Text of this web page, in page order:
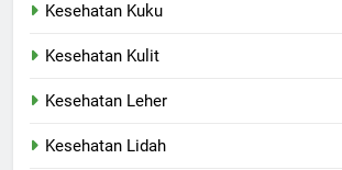
Kesehatan Kuku
Kesehatan Kulit
Kesehatan Leher
Kesehatan Lidah